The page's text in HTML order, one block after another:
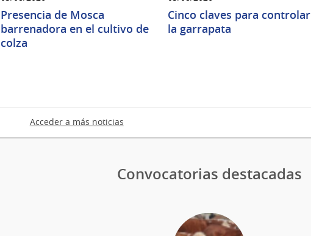
Presencia de Mosca
barrenadora en el cultivo de
colza
Cinco claves para controlar
la garrapata
Acceder a más noticias
Convocatorias destacadas